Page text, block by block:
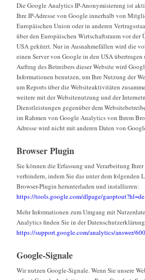
Die Google Analytics IP-Anonymisierung ist
Ihre IP-Adresse von Google innerhalb von
Europäischen Union oder in anderen
über den Europäischen Wirtschaftsraum vor der
USA gekürzt. Nur in Ausnahmefällen wird die
einen Server von Google in den USA
Auftrag des Betreibers dieser Website wird
Informationen benutzen, um Ihre Nutzung der
um Reports über die Websiteaktivitäten
weitere mit der Websitenutzung und der
Dienstleistungen gegenüber dem
im Rahmen von Google Analytics von Ihrem
Adresse wird nicht mit anderen Daten von
Browser Plugin
Sie können die Erfassung und Verarbeitung
verhindern, indem Sie das unter dem folgenden
Browser-Plugin herunterladen und installieren:
https://tools.google.com/dlpage/gaoptout?hl=de
Mehr Informationen zum Umgang mit
Analytics finden Sie in der
https://support.google.com/analytics/answer/
Google-Signale
Wir nutzen Google-Signale. Wenn Sie unsere